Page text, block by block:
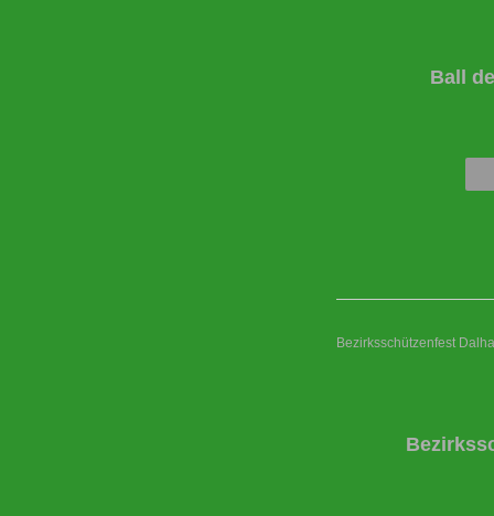
Ball
Bezirksschützenfest